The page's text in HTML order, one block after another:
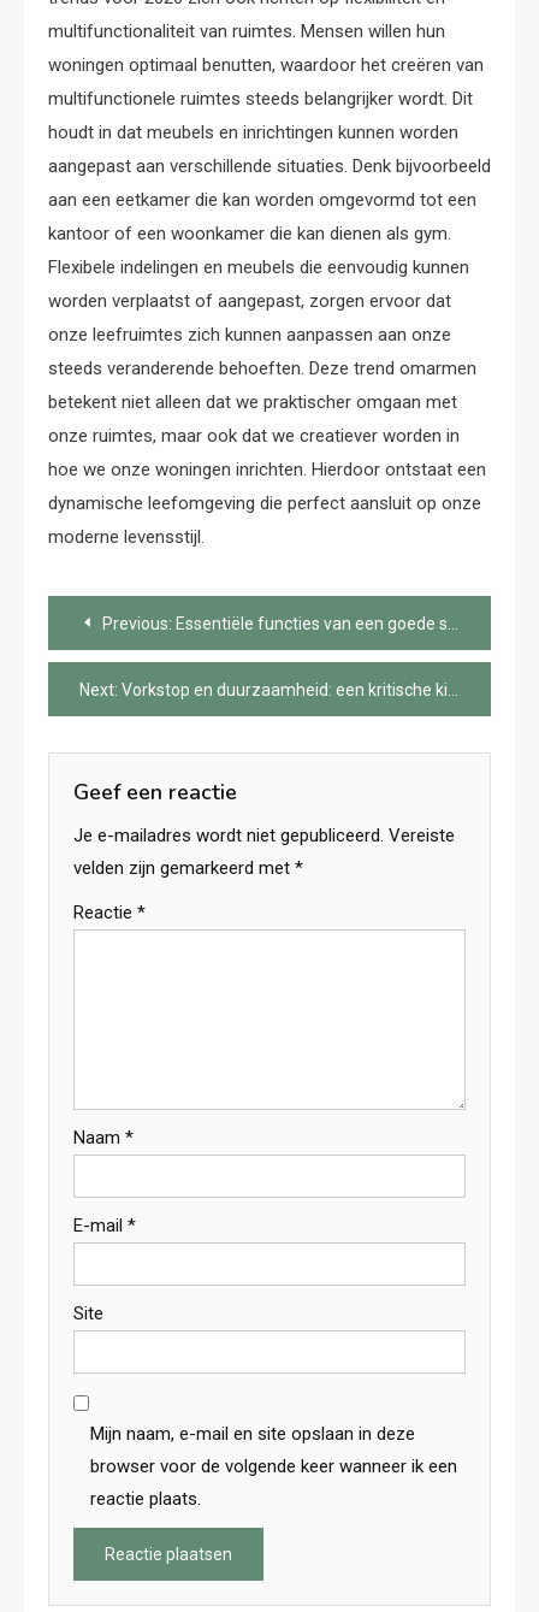
multifunctionaliteit van ruimtes. Mensen willen hun
woningen optimaal benutten, waardoor het creëren van
multifunctionele ruimtes steeds belangrijker wordt. Dit
houdt in dat meubels en inrichtingen kunnen worden
aangepast aan verschillende situaties. Denk bijvoorbeeld
aan een eetkamer die kan worden omgevormd tot een
kantoor of een woonkamer die kan dienen als gym.
Flexibele indelingen en meubels die eenvoudig kunnen
worden verplaatst of aangepast, zorgen ervoor dat
onze leefruimtes zich kunnen aanpassen aan onze
steeds veranderende behoeften. Deze trend omarmen
betekent niet alleen dat we praktischer omgaan met
onze ruimtes, maar ook dat we creatiever worden in
hoe we onze woningen inrichten. Hierdoor ontstaat een
dynamische leefomgeving die perfect aansluit op onze
moderne levensstijl.
Bericht
navigatie
Previous: Essentiële functies van een goede salon agenda app
Next: Vorkstop en duurzaamheid: een kritische kijk
Geef een reactie
Je e-mailadres wordt niet gepubliceerd. Vereiste
velden zijn gemarkeerd met *
Reactie *
Naam *
E-mail *
Site
Mijn naam, e-mail en site opslaan in deze
browser voor de volgende keer wanneer ik een
reactie plaats.